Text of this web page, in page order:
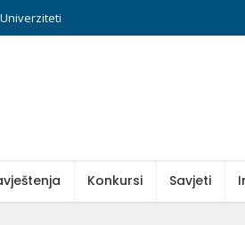
Univerziteti
Konkursi Savjeti